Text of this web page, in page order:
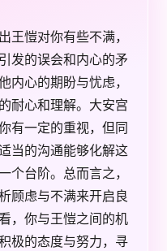
王愷对你有些不满，
发的误会和内心的矛
内心的期盼与忧虑，
耐心和理解。大安宫
有一定的重视，但同
当的沟通能够化解这
个台阶。总而言之，
顾虑与不满来开启良
，你与王愷之间的机
极的态度与努力，寻